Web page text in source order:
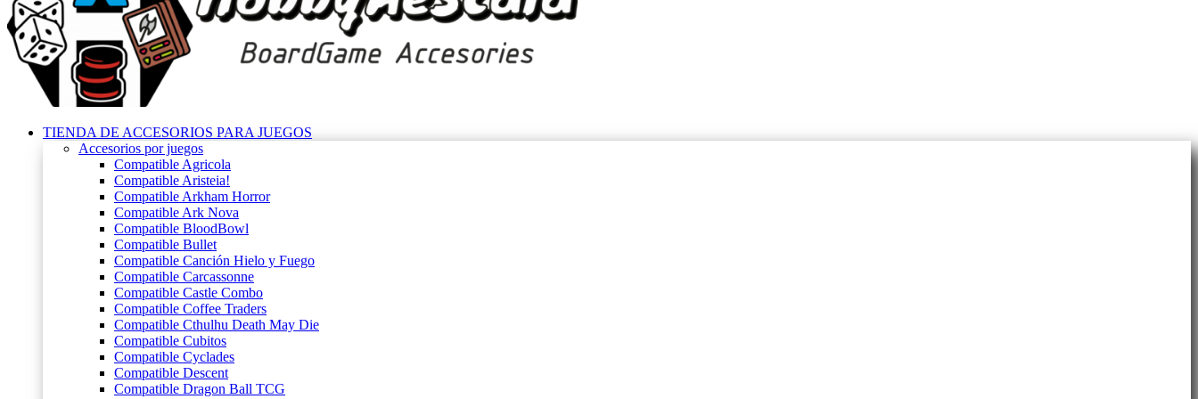
TIENDA DE ACCESORIOS PARA JUEGOS
Accesorios por juegos
Compatible Agricola
Compatible Aristeia!
Compatible Arkham Horror
Compatible Ark Nova
Compatible BloodBowl
Compatible Bullet
Compatible Canción Hielo y Fuego
Compatible Carcassonne
Compatible Castle Combo
Compatible Coffee Traders
Compatible Cthulhu Death May Die
Compatible Cubitos
Compatible Cyclades
Compatible Descent
Compatible Dragon Ball TCG